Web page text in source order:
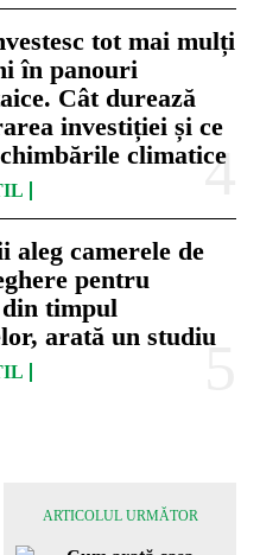
tot mai mulți
în panouri
Cât durează
investiției și ce
climatice
aleg camerele de
pentru
timpul
arată un studiu
ARTICOLUL URMĂTOR